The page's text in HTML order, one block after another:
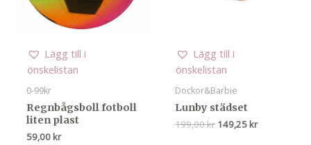
Lägg till i
önskelistan
0-99kr
Regnbågsboll fotboll
liten plast
59,00 kr
Lägg till i
önskelistan
Dockor&Barbie
Lunby städset
199,00kr Det
149,25 krDet